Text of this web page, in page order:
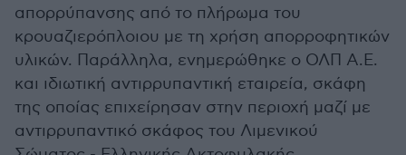
απορρύπανσης από το πλήρωμα του
κρουαζιερόπλοιου με τη χρήση απορροφητικών
υλικών. Παράλληλα, ενημερώθηκε ο ΟΛΠ Α.Ε.
και ιδιωτική αντιρρυπαντική εταιρεία, σκάφη
της οποίας επιχείρησαν στην περιοχή μαζί με
αντιρρυπαντικό σκάφος του Λιμενικού